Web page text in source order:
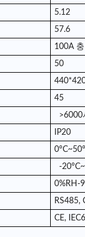
5.12
57.6
100A
50
45
>6000
IP20
-
0%RH-
RS485,
CE,